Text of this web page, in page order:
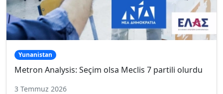
Yunanistan
Metron Analysis: Seçim olsa Meclis 7 partili olurdu
3 Temmuz 2026